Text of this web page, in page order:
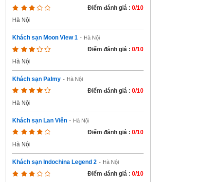
Điểm đánh giá : 0/10
Hà Nội
Khách sạn Moon View 1 - Hà Nội
Điểm đánh giá : 0/10
Hà Nội
Khách sạn Palmy - Hà Nội
Điểm đánh giá : 0/10
Hà Nội
Khách sạn Lan Viên - Hà Nội
Điểm đánh giá : 0/10
Hà Nội
Khách sạn Indochina Legend 2 - Hà Nội
Điểm đánh giá : 0/10